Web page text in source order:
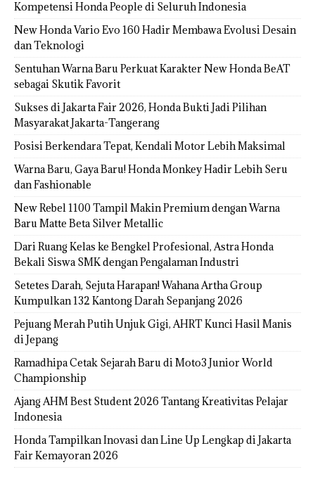
Kompetensi Honda People di Seluruh Indonesia
New Honda Vario Evo 160 Hadir Membawa Evolusi Desain
dan Teknologi
Sentuhan Warna Baru Perkuat Karakter New Honda BeAT
sebagai Skutik Favorit
Sukses di Jakarta Fair 2026, Honda Bukti Jadi Pilihan
Masyarakat Jakarta-Tangerang
Posisi Berkendara Tepat, Kendali Motor Lebih Maksimal
Warna Baru, Gaya Baru! Honda Monkey Hadir Lebih Seru
dan Fashionable
New Rebel 1100 Tampil Makin Premium dengan Warna
Baru Matte Beta Silver Metallic
Dari Ruang Kelas ke Bengkel Profesional, Astra Honda
Bekali Siswa SMK dengan Pengalaman Industri
Setetes Darah, Sejuta Harapan! Wahana Artha Group
Kumpulkan 132 Kantong Darah Sepanjang 2026
Pejuang Merah Putih Unjuk Gigi, AHRT Kunci Hasil Manis
di Jepang
Ramadhipa Cetak Sejarah Baru di Moto3 Junior World
Championship
Ajang AHM Best Student 2026 Tantang Kreativitas Pelajar
Indonesia
Honda Tampilkan Inovasi dan Line Up Lengkap di Jakarta
Fair Kemayoran 2026